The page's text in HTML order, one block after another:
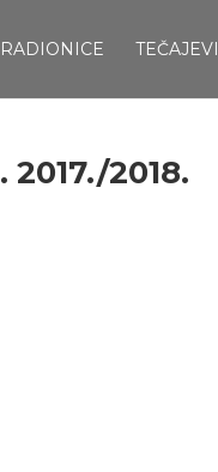
RADIONICE TEČAJEVI
2018.